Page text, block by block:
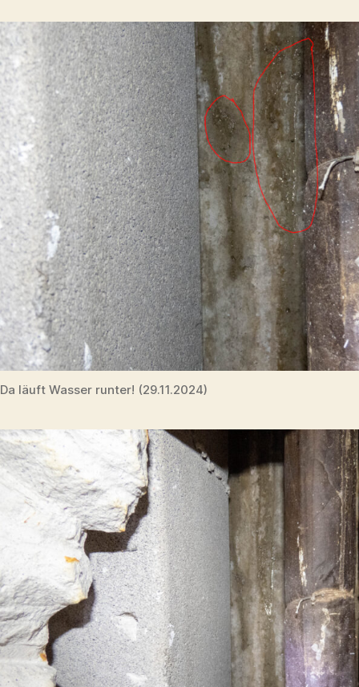
Da läuft Wasser runter! (29.11.2024)